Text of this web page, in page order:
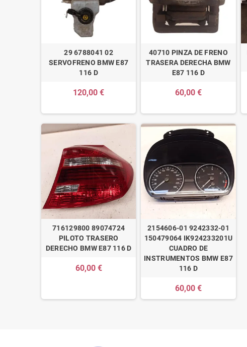
29 6788041 02
SERVOFRENO BMW E87
116 D
120,00 €
40710 PINZA DE FRENO
TRASERA DERECHA BMW
E87 116 D
60,00 €
716129800 89074724
PILOTO TRASERO
DERECHO BMW E87 116 D
60,00 €
2154606-01 9242332-01
150479064 IK924233201U
CUADRO DE
INSTRUMENTOS BMW E87
116 D
60,00 €